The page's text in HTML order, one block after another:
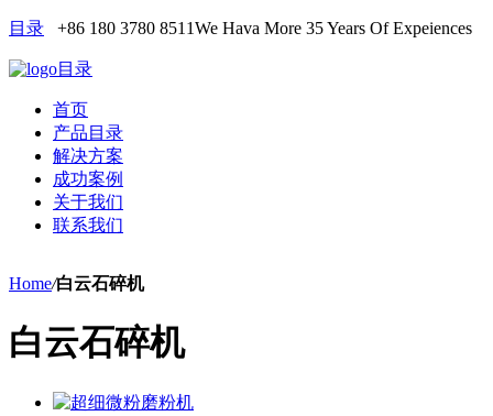
目录 +86 180 3780 8511We Hava More 35 Years Of Expeiences
目录
首页
产品目录
解决方案
成功案例
关于我们
联系我们
Home/白云石碎机
白云石碎机